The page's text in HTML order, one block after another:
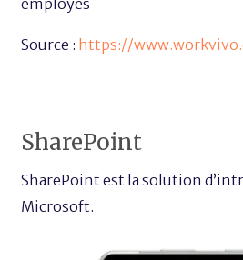
employés
Source : https://
SharePoint
SharePoint est la solution
Microsoft.